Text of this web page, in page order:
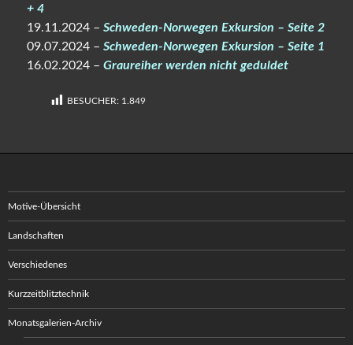
+ 4
19.11.2024 – Schweden-Norwegen Exkursion – Seite 2
09.07.2024 – Schweden-Norwegen Exkursion – Seite 1
16.02.2024 – Graureiher werden nicht geduldet
BESUCHER: 1.849
Motive-Übersicht
Landschaften
Verschiedenes
Kurzzeitblitztechnik
Monatsgalerien-Archiv